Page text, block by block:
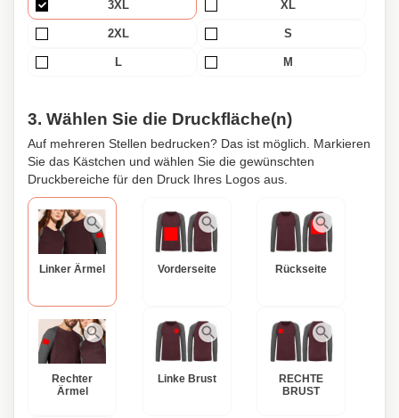
während Sie stilvoll und komfortabel in unserem Bio-
Baumwoll-Fleecepullover bleiben. Personalisieren Sie ihn,
um ihn wirklich zu Ihrem zu machen!
3XL XL
2XL S
L M
3. Wählen Sie die Druckfläche(n)
Auf mehreren Stellen bedrucken? Das ist möglich. Markieren
Sie das Kästchen und wählen Sie die gewünschten
Druckbereiche für den Druck Ihres Logos aus.
Linker Ärmel Vorderseite Rückseite
Rechter
Ärmel
Linke Brust
RECHTE
BRUST